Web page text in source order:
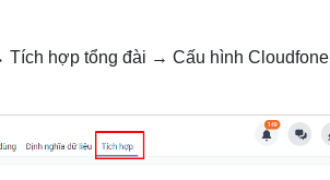
Tích hợp tổng đài → Cấu hình Cloudfone